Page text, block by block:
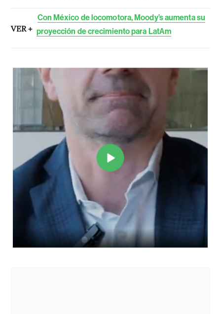
VER +
Con México de locomotora, Moody’s aumenta su
proyección de crecimiento para LatAm